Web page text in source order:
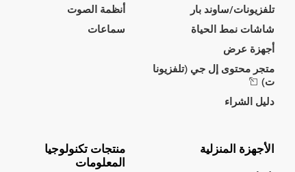
تلفزيونات/ساوند بار
شاشات نمط الحياة
أجهزة عرض
متجر محتوى إل جي (تلفزيونا
ت)
دليل الشراء
أنظمة الصوت
سماعات
الأجهزة المنزلية
منتجات تكنولوجيا
المعلومات